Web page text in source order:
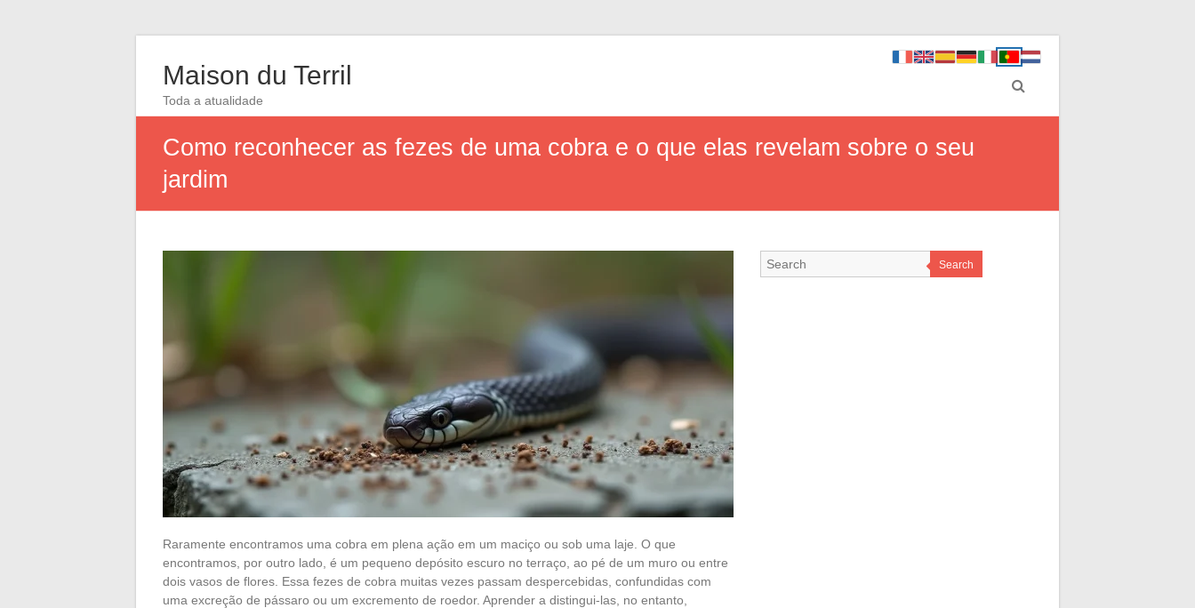
Maison du Terril
Toda a atualidade
Como reconhecer as fezes de uma cobra e o que elas revelam sobre o seu
jardim
Raramente encontramos uma cobra em plena ação em um maciço ou sob uma laje. O que
encontramos, por outro lado, é um pequeno depósito escuro no terraço, ao pé de um muro ou entre
dois vasos de flores. Essa fezes de cobra muitas vezes passam despercebidas, confundidas com
uma excreção de pássaro ou um excremento de roedor. Aprender a distingui-las, no entanto,
Search